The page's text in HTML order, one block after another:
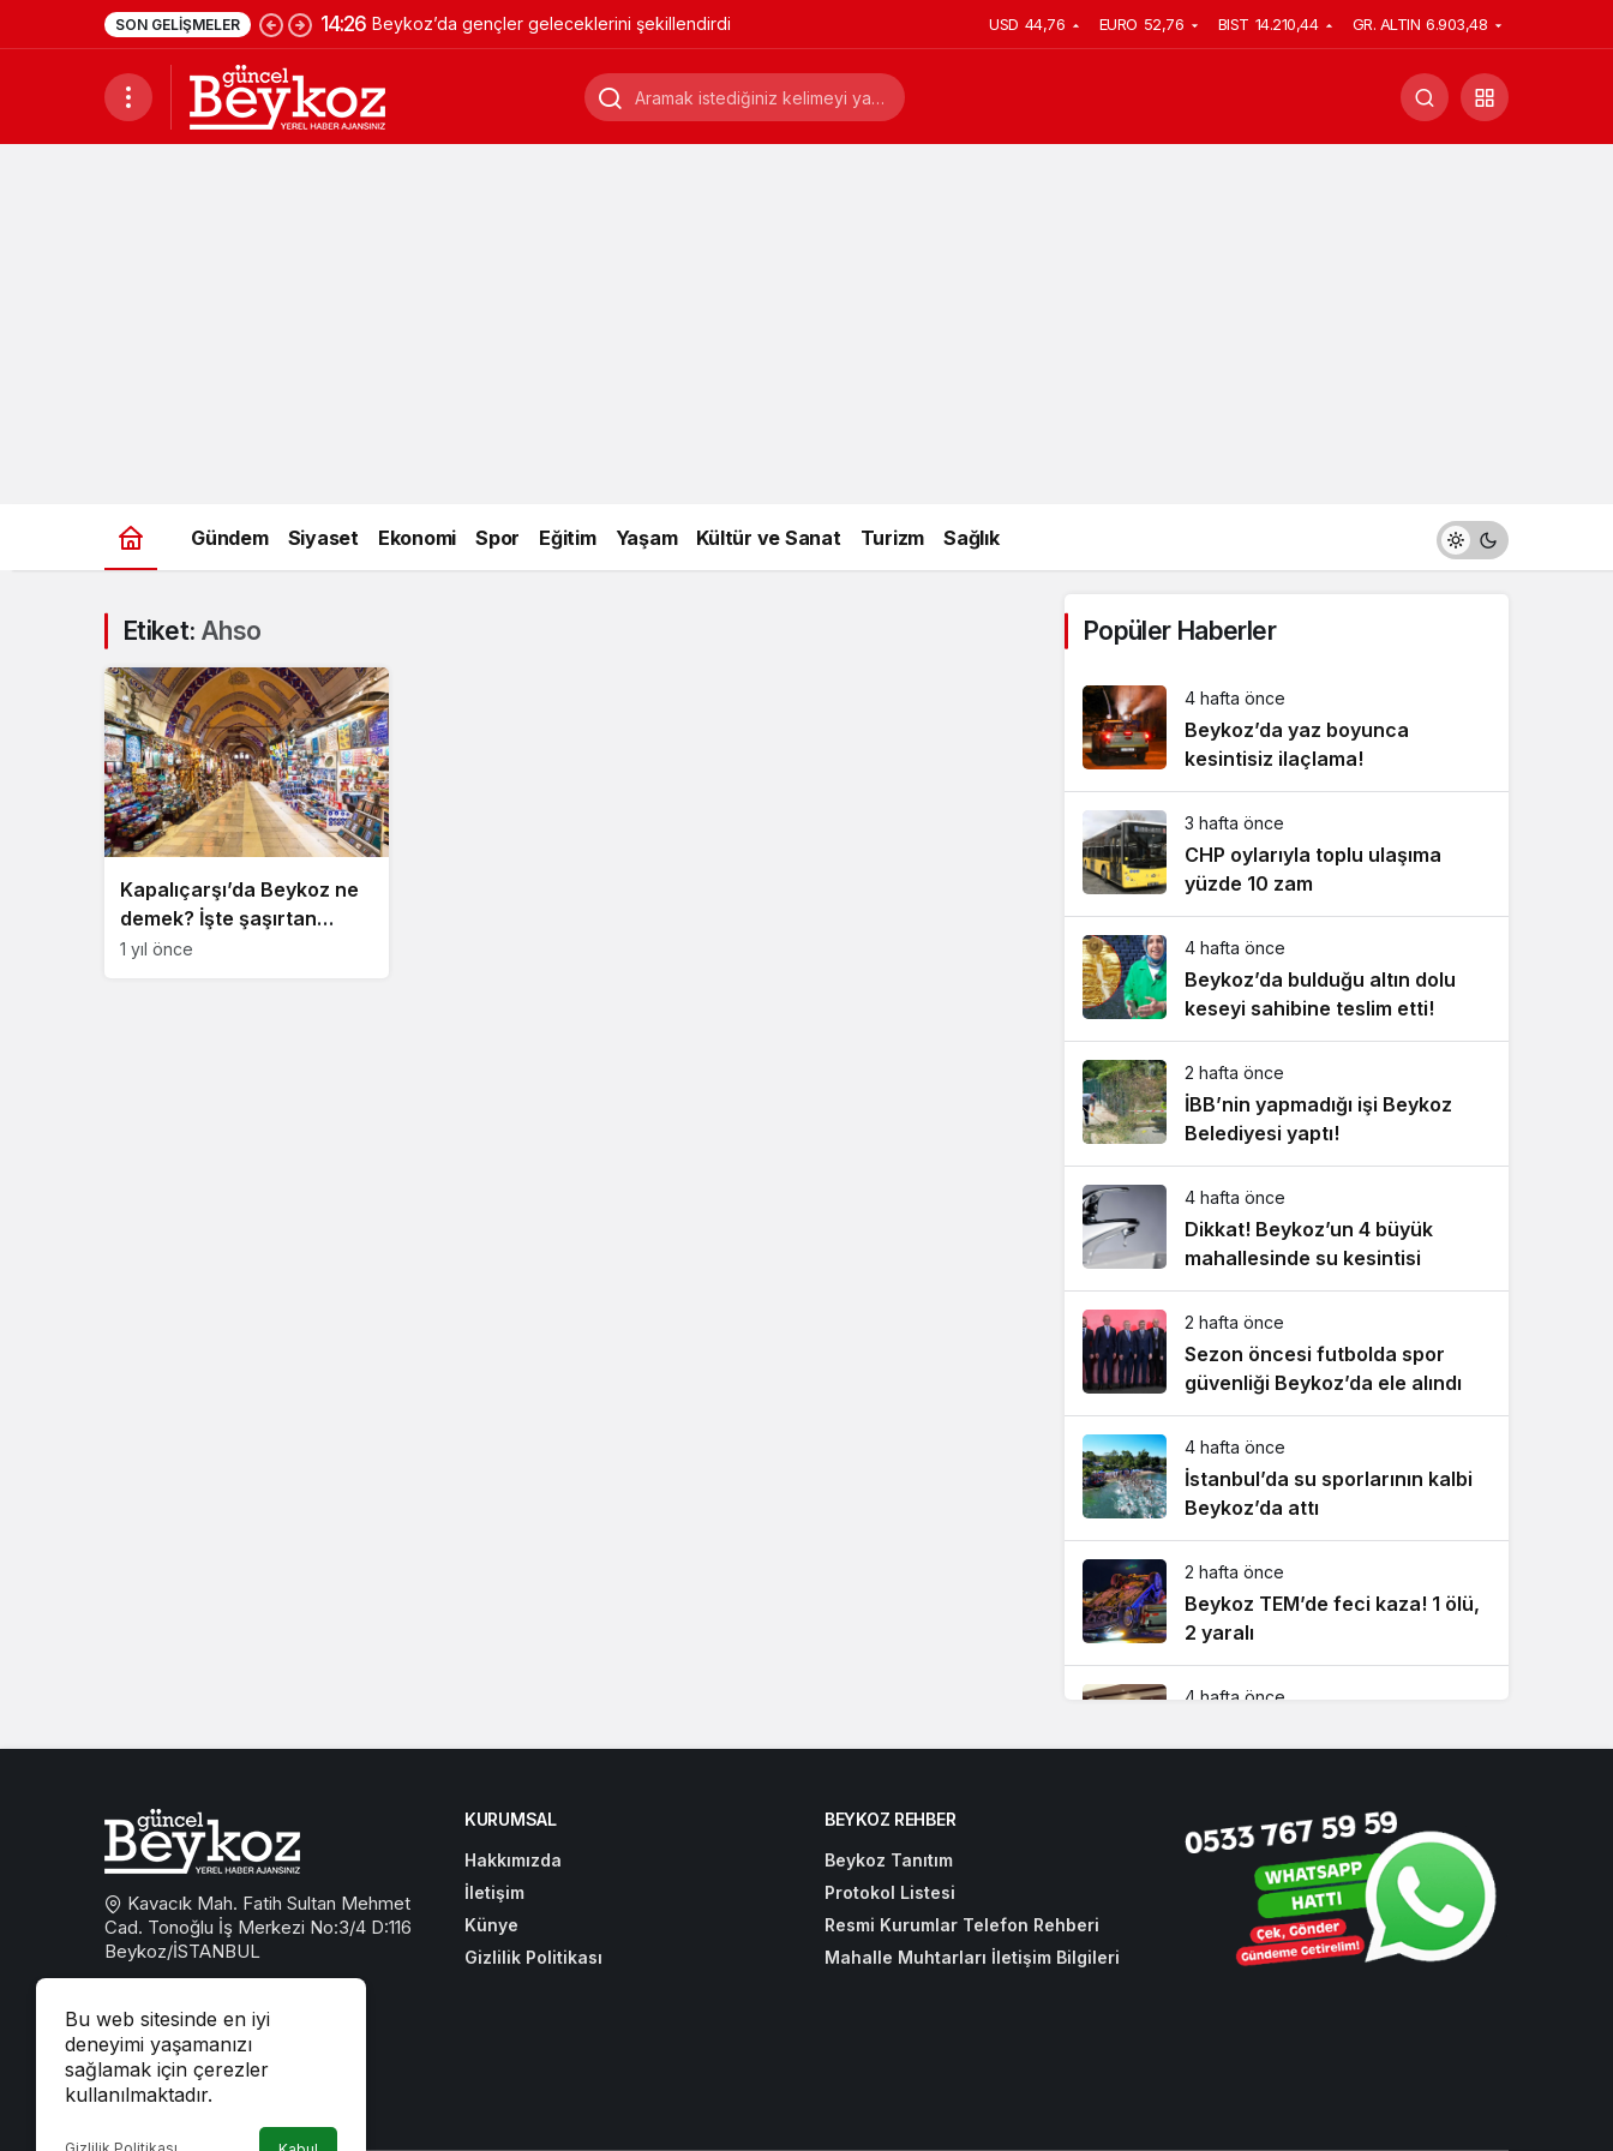
SON GELIŞMELER 14:26 Beykoz’da gençler geleceklerini şekillendirdi USD 44,76 EURO 52,76 BIST 14.210,44 GR. ALTIN 6.903,48
Gündem Siyaset Ekonomi Spor Eğitim Yaşam Kültür ve Sanat Turizm Sağlık
Etiket: Ahso
Kapalıçarşı’da Beykoz ne
demek? İşte şaşırtan
jargon
1 yıl önce
Popüler Haberler
4 hafta önce
Beykoz’da yaz boyunca
kesintisiz ilaçlama!
3 hafta önce
CHP oylarıyla toplu ulaşıma
yüzde 10 zam
4 hafta önce
Beykoz’da bulduğu altın dolu
keseyi sahibine teslim etti!
2 hafta önce
İBB’nin yapmadığı işi Beykoz
Belediyesi yaptı!
4 hafta önce
Dikkat! Beykoz’un 4 büyük
mahallesinde su kesintisi
2 hafta önce
Sezon öncesi futbolda spor
güvenliği Beykoz’da ele alındı
4 hafta önce
İstanbul’da su sporlarının kalbi
Beykoz’da attı
2 hafta önce
Beykoz TEM’de feci kaza! 1 ölü,
2 yaralı
4 hafta önce
2 hafta önce
Riva’da yılların sorununa ilk
kazma vuruldu!
Bu web sitesinde en iyi
deneyimi yaşamanızı
sağlamak için çerezler
kullanılmaktadır.
Kavacık Mah. Fatih Sultan Mehmet
Cad. Tonoğlu İş Merkezi No:3/4 D:116
Beykoz/İSTANBUL
beykozguncel@gmail.com
iletisim@beykozguncel.com
KURUMSAL
Hakkımızda
İletişim
Künye
Gizlilik Politikası
BEYKOZ REHBER
Beykoz Tanıtım
Protokol Listesi
Resmi Kurumlar Telefon Rehberi
Mahalle Muhtarları İletişim Bilgileri